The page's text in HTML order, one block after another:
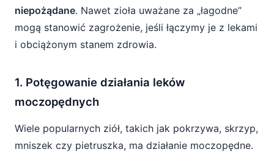
niepożądane. Nawet zioła uważane za „łagodne”
mogą stanowić zagrożenie, jeśli łączymy je z lekami
i obciążonym stanem zdrowia.
1. Potęgowanie działania leków
moczopędnych
Wiele popularnych ziół, takich jak pokrzywa, skrzyp,
mniszek czy pietruszka, ma działanie moczopędne.